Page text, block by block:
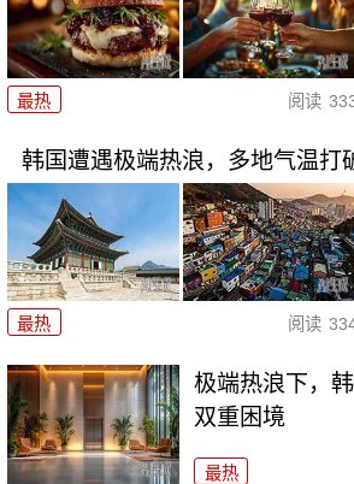
最热 阅读
韩国遭遇极端热浪，多地气温打
最热 阅读
极端热浪下，
双重困境
最热